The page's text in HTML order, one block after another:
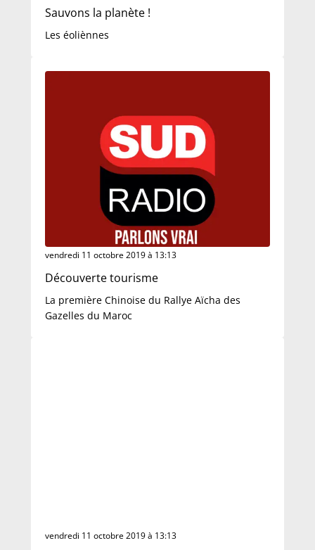
Sauvons la planète !
Les éoliènnes
vendredi 11 octobre 2019 à 13:13
Découverte tourisme
La première Chinoise du Rallye Aïcha des
Gazelles du Maroc
vendredi 11 octobre 2019 à 13:13